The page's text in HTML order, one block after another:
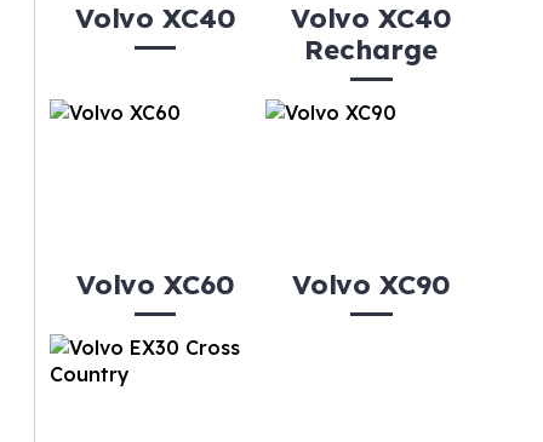
Volvo XC40
Volvo XC40
Recharge
Volvo XC60 Volvo XC90